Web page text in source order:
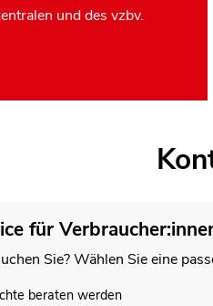
und des vzbv.
für
Sie? Wählen Sie eine
beraten werden